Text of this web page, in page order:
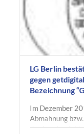
LG Berlin
gegen
Bezeichnung
Im Dezember
Abmahnung
des